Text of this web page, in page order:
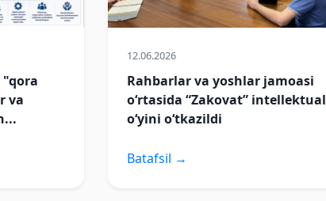
va
12.06.2026
Rahbarlar va yoshlar jamoasi
o‘rtasida “Zakovat” intellektual
o‘yini o‘tkazildi
Batafsil →